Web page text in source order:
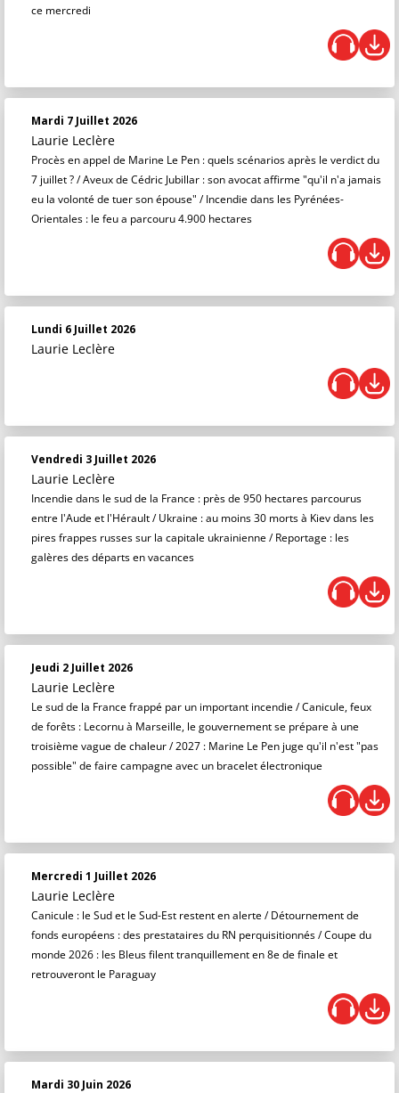
ce mercredi
Mardi 7 Juillet 2026
Laurie Leclère
Procès en appel de Marine Le Pen : quels scénarios après le verdict du
7 juillet ? / Aveux de Cédric Jubillar : son avocat affirme "qu'il n'a jamais
eu la volonté de tuer son épouse" / Incendie dans les Pyrénées-
Orientales : le feu a parcouru 4.900 hectares
Lundi 6 Juillet 2026
Laurie Leclère
Vendredi 3 Juillet 2026
Laurie Leclère
Incendie dans le sud de la France : près de 950 hectares parcourus
entre l'Aude et l'Hérault / Ukraine : au moins 30 morts à Kiev dans les
pires frappes russes sur la capitale ukrainienne / Reportage : les
galères des départs en vacances
Jeudi 2 Juillet 2026
Laurie Leclère
Le sud de la France frappé par un important incendie / Canicule, feux
de forêts : Lecornu à Marseille, le gouvernement se prépare à une
troisième vague de chaleur / 2027 : Marine Le Pen juge qu'il n'est "pas
possible" de faire campagne avec un bracelet électronique
Mercredi 1 Juillet 2026
Laurie Leclère
Canicule : le Sud et le Sud-Est restent en alerte / Détournement de
fonds européens : des prestataires du RN perquisitionnés / Coupe du
monde 2026 : les Bleus filent tranquillement en 8e de finale et
retrouveront le Paraguay
Mardi 30 Juin 2026